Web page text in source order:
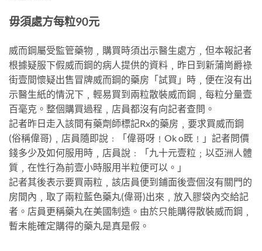
毋須處方每粒90元
威而鋼屬受監管藥物﹐購買時須出示醫生處方﹐但本報記者
根據疑服下假威而鋼的病人提供的資料﹐昨日到新蒲崗爵祿
街壹間懷疑出售冒牌威而鋼的藥房「試買」時﹐便在沒有出
示醫生紙的情況下﹐輕易買到兩粒散裝威而鋼﹐每粒分量壹
百毫克。整個購買過程﹐店員都沒有向記者查問。
記者昨日走入該間有藥劑師標記Rx的藥房﹐要求買威而鋼
(俗稱偉哥)﹐店員隨即說﹕「偉哥呀﹗Ok o既﹗」記者問價
錢多少及如何服用時﹐店員說﹕「九十元壹粒﹔以亞洲人體
質﹐在性行為前壹小時服用半粒便可以。」
記者其後表示要買兩粒﹐該店員便到鋪面後壹個沒有關門的
房間內﹐取了兩粒藍色藥丸(偉哥)出來﹐放入膠袋內交給記
者。店員更稱藥丸在美國制造。由於只能購得散裝威而鋼﹐
暫未能確定購得的藥丸是真是假。